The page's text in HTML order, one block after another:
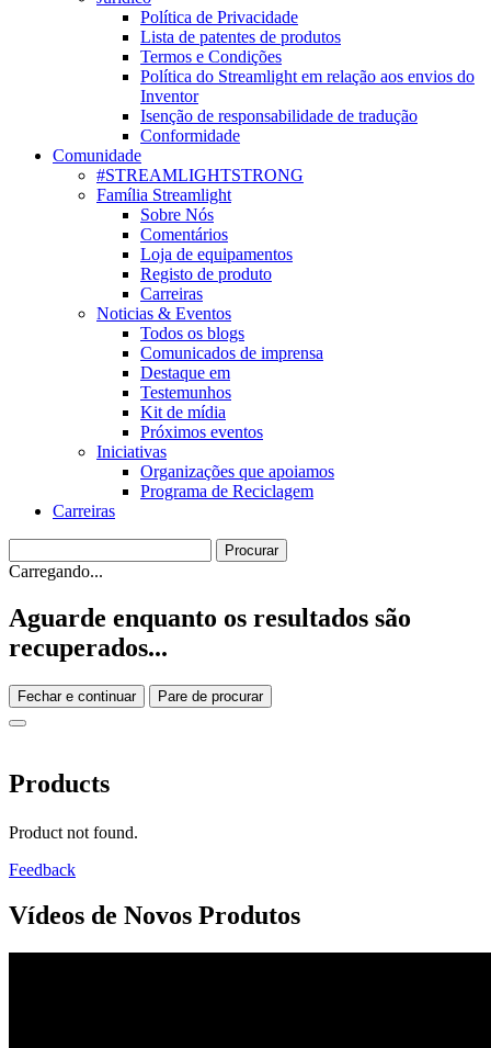
Política de Privacidade
Lista de patentes de produtos
Termos e Condições
Política do Streamlight em relação aos envios do
Inventor
Isenção de responsabilidade de tradução
Conformidade
Comunidade
#STREAMLIGHTSTRONG
Família Streamlight
Sobre Nós
Comentários
Loja de equipamentos
Registo de produto
Carreiras
Noticias & Eventos
Todos os blogs
Comunicados de imprensa
Destaque em
Testemunhos
Kit de mídia
Próximos eventos
Iniciativas
Organizações que apoiamos
Programa de Reciclagem
Carreiras
Carregando...
Aguarde enquanto os resultados são
recuperados...
Fechar e continuar Pare de procurar
Products
Product not found.
Feedback
Vídeos de Novos Produtos